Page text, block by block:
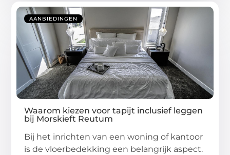
AANBIEDINGEN
Waarom kiezen voor tapijt inclusief leggen
bij Morskieft Reutum
Bij het inrichten van een woning of kantoor
is de vloerbedekking een belangrijk aspect.